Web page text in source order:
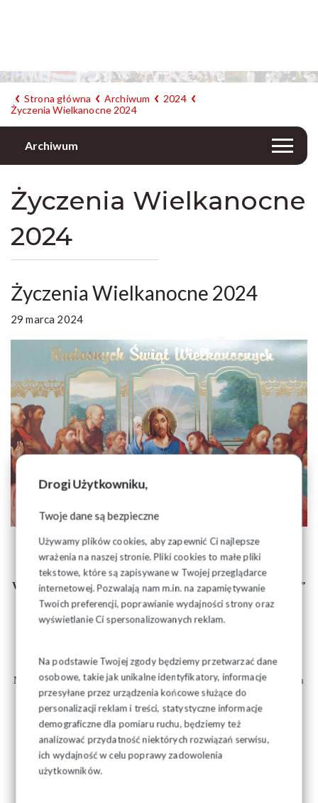
Drogi Użytkowniku,
Twoje dane są bezpieczne
Używamy plików cookies, aby zapewnić Ci najlepsze
wrażenia na naszej stronie. Pliki cookies to małe pliki
tekstowe, które są zapisywane w Twojej przeglądarce
internetowej. Pozwalają nam m.in. na zapamiętywanie
Twoich preferencji, poprawianie wydajności strony oraz
wyświetlanie Ci spersonalizowanych reklam.
Na podstawie Twojej zgody będziemy przetwarzać dane
osobowe, takie jak unikalne identyfikatory, informacje
przesyłane przez urządzenia końcowe służące do
personalizacji reklam i treści, statystyczne informacje
demograficzne dla pomiaru ruchu, będziemy też
analizować przydatność niektórych rozwiązań serwisu,
ich wydajność w celu poprawy zadowolenia
użytkowników.
Strona główna Archiwum
2024
Życzenia Wielkanocne 2024
Archiwum
Życzenia Wielkanocne
2024
Życzenia Wielkanocne 2024
29 marca 2024
W imieniu Zarządu Regionu Podlaskiego NSZZ "Solidarność”
życzę zdrowych, rodzinnych, pełnych nadziei Świąt
Niech Zmartwychwstały Chrystus doda otuchy pracownikom
i ich rodzinom,niech da nam, naszym zakładom pracy
oraz naszej Ojczyźnie nadzieję na lepsze i bezpieczne jutro.